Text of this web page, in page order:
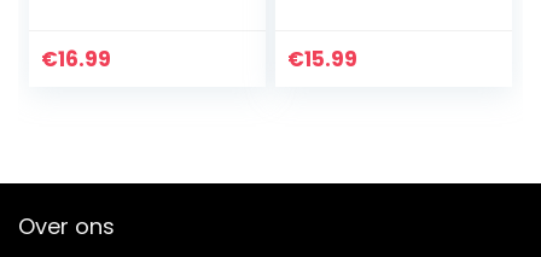
endoskopowych,
€16.99
Camera met 8 led
€15.99
Over ons